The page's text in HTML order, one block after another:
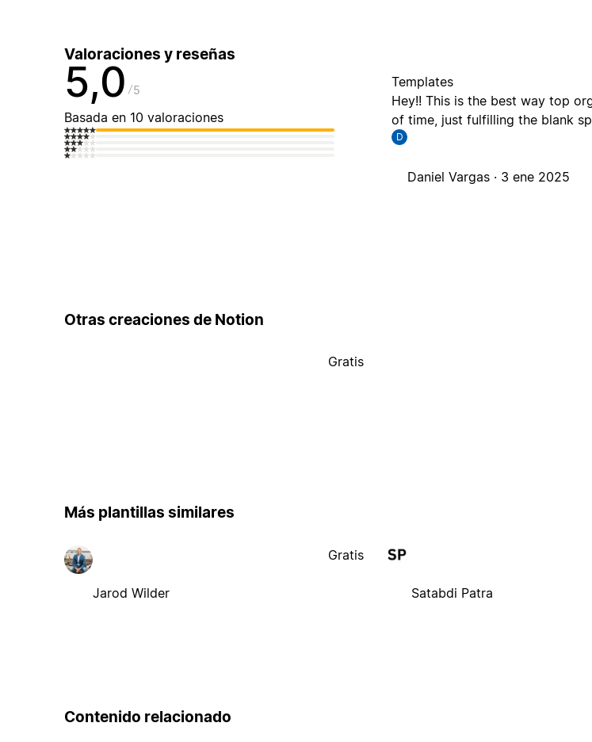
Valoraciones y reseñas
5,0 5
Basada en 10 valoraciones
Templates
Hey!! This is the best way top
of time, just fulfilling the blank
D
Daniel Vargas · 3 ene 2025
Otras creaciones de Notion
Gratis
Más plantillas similares
Jarod Wilder
Gratis
Satabdi Patra
Contenido relacionado